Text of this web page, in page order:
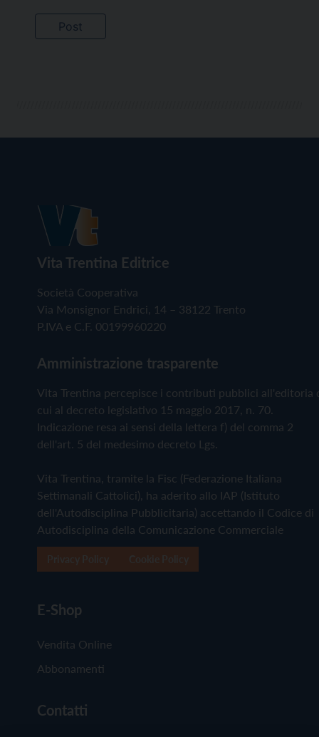
Vita Trentina Editrice
Società Cooperativa
Via Monsignor Endrici, 14 – 38122 Trento
P.IVA e C.F. 00199960220
Amministrazione trasparente
Vita Trentina percepisce i contributi pubblici all'editoria
cui al decreto legislativo 15 maggio 2017, n. 70.
Indicazione resa ai sensi della lettera f) del comma 2
dell'art. 5 del medesimo decreto Lgs.
Vita Trentina, tramite la Fisc (Federazione Italiana
Settimanali Cattolici), ha aderito allo IAP (Istituto
dell'Autodisciplina Pubblicitaria) accettando il Codice di
Autodisciplina della Comunicazione Commerciale
E-Shop
Vendita Online
Abbonamenti
Contatti